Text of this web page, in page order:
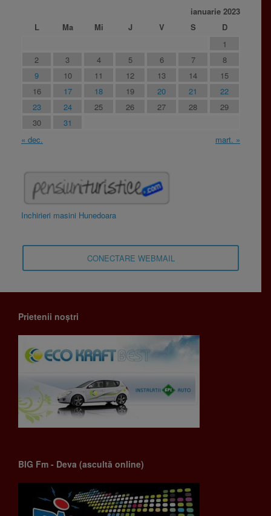
ianuarie 2023
L
Ma Mi J V S
D
1
2
3 4 5 6 7
8
9
10 11 12 13 14
15
16
17 18 19 20 21
22
23
24 25 26 27 28
29
30
31
« dec.
mart. »
Inchirieri masini Hunedoara
CONECTARE WEBMAIL
Prietenii noștri
BIG Fm - Deva (ascultă online)